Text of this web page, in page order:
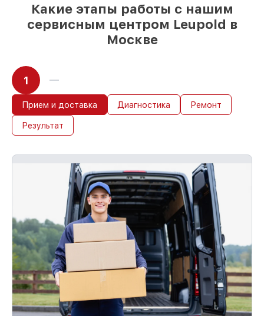
Какие этапы работы с нашим
сервисным центром Leupold в
Москве
1
Прием и доставка Диагностика Ремонт
Результат